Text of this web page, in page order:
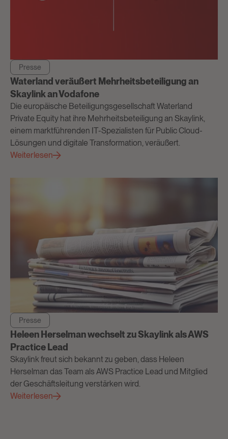
Presse
Waterland veräußert Mehrheitsbeteiligung an
Skaylink an Vodafone
Die europäische Beteiligungsgesellschaft Waterland
Private Equity hat ihre Mehrheitsbeteiligung an Skaylink,
einem marktführenden IT-Spezialisten für Public Cloud-
Lösungen und digitale Transformation, veräußert.
Weiterlesen
Presse
Heleen Herselman wechselt zu Skaylink als AWS
Practice Lead
Skaylink freut sich bekannt zu geben, dass Heleen
Herselman das Team als AWS Practice Lead und Mitglied
der Geschäftsleitung verstärken wird.
Weiterlesen